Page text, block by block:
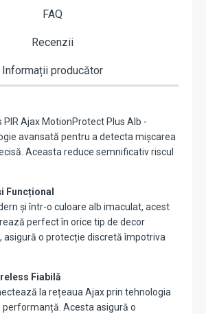
FAQ
Recenzii
Informații producător
PIR Ajax MotionProtect Plus Alb -
avansată pentru a detecta mișcarea
Aceasta reduce semnificativ riscul
Funcțional
și într-o culoare alb imaculat, acest
perfect în orice tip de decor
asigură o protecție discretă împotriva
Fiabilă
la rețeaua Ajax prin tehnologia
performanță. Acesta asigură o